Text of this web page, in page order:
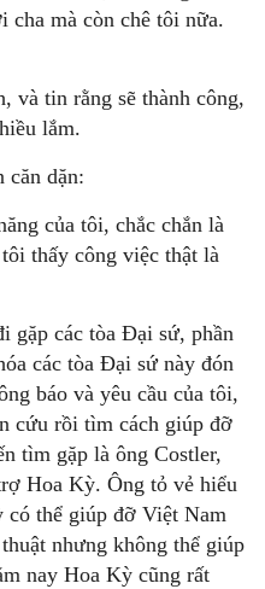
cha mà còn chê tôi nữa.
và tin rằng sẽ thành công,
lắm.
căn dặn:
của tôi, chắc chắn là
thấy công việc thật là
gặp các tòa Đại sứ, phần
các tòa Đại sứ này đón
báo và yêu cầu của tôi,
cứu rồi tìm cách giúp đỡ
tìm gặp là ông Costler,
Hoa Kỳ. Ông tỏ vẻ hiểu
thể giúp đỡ Việt Nam
nhưng không thể giúp
nay Hoa Kỳ cũng rất